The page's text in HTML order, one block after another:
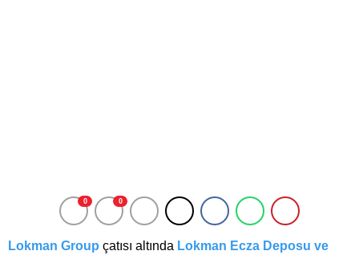
0 0
Lokman Group çatısı altında Lokman Ecza Deposu ve